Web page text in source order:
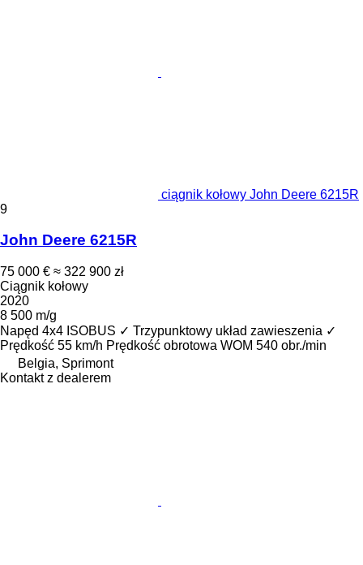
ciągnik kołowy John Deere 6215R
9
John Deere 6215R
75 000 € ≈ 322 900 zł
Ciągnik kołowy
2020
8 500 m/g
Napęd 4x4 ISOBUS ✓ Trzypunktowy układ zawieszenia ✓
Prędkość 55 km/h Prędkość obrotowa WOM 540 obr./min
Belgia, Sprimont
Kontakt z dealerem